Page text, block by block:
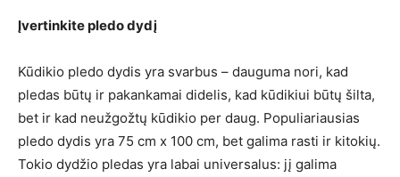
Įvertinkite pledo dydį
Kūdikio pledo dydis yra svarbus – dauguma nori, kad
pledas būtų ir pakankamai didelis, kad kūdikiui būtų šilta,
bet ir kad neužgožtų kūdikio per daug. Populiariausias
pledo dydis yra 75 cm x 100 cm, bet galima rasti ir kitokių.
Tokio dydžio pledas yra labai universalus: jį galima